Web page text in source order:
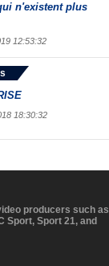
n'existent plus
12:53:32
18:30:32
producers such as
Sport, Sport 21, and